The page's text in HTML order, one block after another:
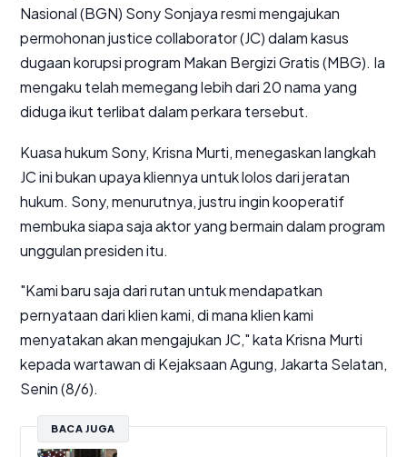
Nasional (BGN) Sony Sonjaya resmi mengajukan
permohonanjustice collaborator(JC) dalam kasus
dugaan korupsi program Makan Bergizi Gratis (MBG). Ia
mengaku telah memegang lebih dari 20 nama yang
diduga ikut terlibat dalam perkara tersebut.
Kuasa hukum Sony, Krisna Murti, menegaskan langkah
JC ini bukan upaya kliennya untuk lolos dari jeratan
hukum. Sony, menurutnya, justru ingin kooperatif
membuka siapa saja aktor yang bermain dalam program
unggulan presiden itu.
"Kami baru saja dari rutan untuk mendapatkan
pernyataan dari klien kami, di mana klien kami
menyatakan akan mengajukan JC," kata Krisna Murti
kepada wartawan di Kejaksaan Agung, Jakarta Selatan,
Senin (8/6).
BACA JUGA